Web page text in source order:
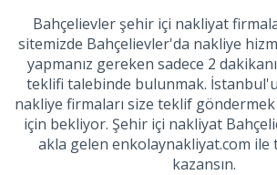
Bahçelievler şehir içi nakliyat
sitemizde Bahçelievler'da nakliye
yapmanız gereken sadece 2
teklifi talebinde bulunmak.
nakliye firmaları size teklif
için bekliyor. Şehir içi nakliyat
akla gelen enkolaynakliyat.com ile
kazansın.